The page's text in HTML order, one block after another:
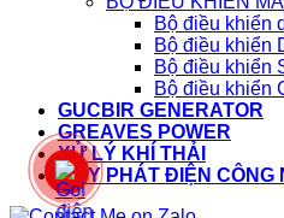
Bộ điều khiển
Bộ điều khiển
Bộ điều khiển
Bộ điều khiển
GUCBIR GENERATOR
GREAVES POWER
XỬ LÝ KHÍ THẢI
MÁY PHÁT ĐIỆN CÔNG